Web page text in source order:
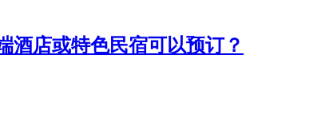
酒店或特色民宿可以预订？